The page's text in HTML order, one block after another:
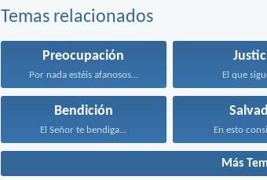
Temas relacionados
Preocupación
Por nada estéis afanosos... El que
Bendición
El Señor te bendiga... En esto
Más